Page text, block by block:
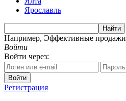
Ярославль
Найти
Например, Эффективные продажи
Войти
Войти через:
Войти
Регистрация